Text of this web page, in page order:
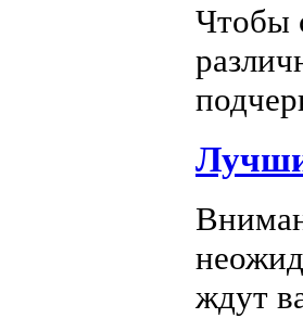
Чтобы
ждут